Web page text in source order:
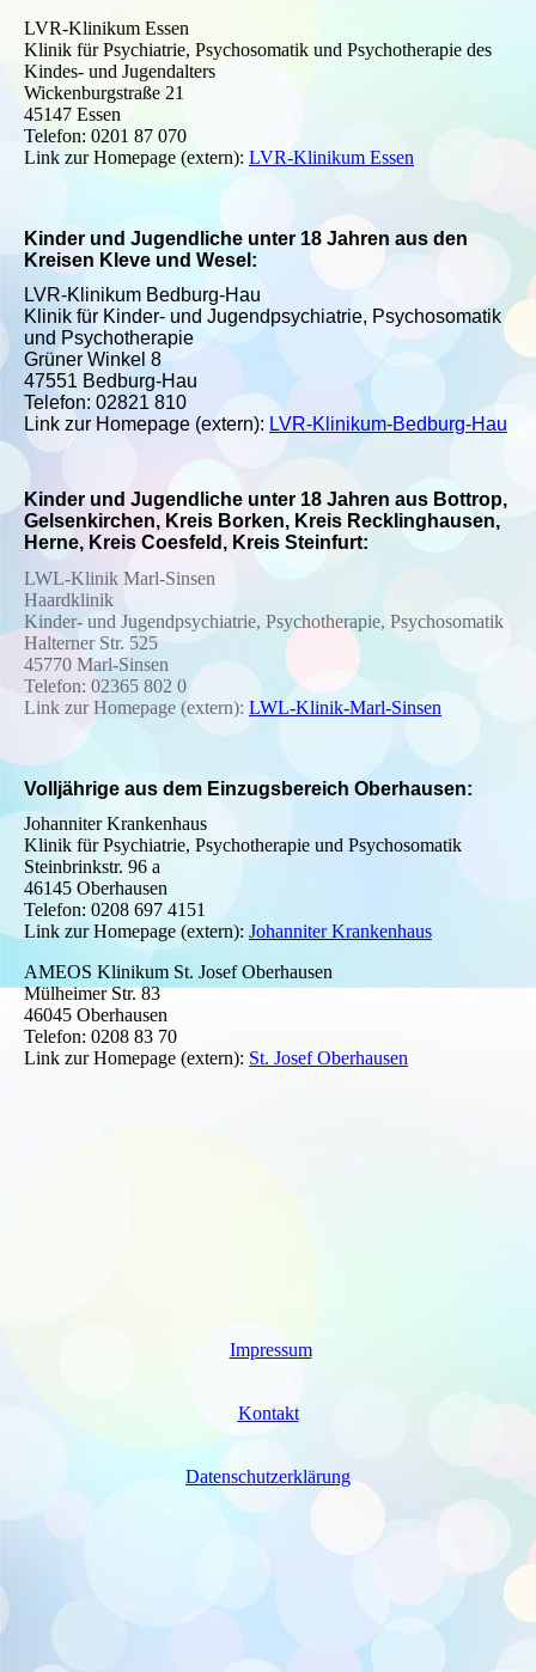
LVR-Klinikum Essen
Klinik für Psychiatrie, Psychosomatik und Psychotherapie des
Kindes- und Jugendalters
Wickenburgstraße 21
45147 Essen
Telefon: 0201 87 070
Link zur Homepage (extern): LVR-Klinikum Essen
Kinder und Jugendliche unter 18 Jahren aus den
Kreisen Kleve und Wesel:
LVR-Klinikum Bedburg-Hau
Klinik für Kinder- und Jugendpsychiatrie, Psychosomatik
und Psychotherapie
Grüner Winkel 8
47551 Bedburg-Hau
Telefon: 02821 810
Link zur Homepage (extern): LVR-Klinikum-Bedburg-Hau
Kinder und Jugendliche unter 18 Jahren aus Bottrop,
Gelsenkirchen, Kreis Borken, Kreis Recklinghausen,
Herne, Kreis Coesfeld, Kreis Steinfurt:
LWL-Klinik Marl-Sinsen
Haardklinik
Kinder- und Jugendpsychiatrie, Psychotherapie, Psychosomatik
Halterner Str. 525
45770 Marl-Sinsen
Telefon: 02365 802 0
Link zur Homepage (extern): LWL-Klinik-Marl-Sinsen
Volljährige aus dem Einzugsbereich Oberhausen:
Johanniter Krankenhaus
Klinik für Psychiatrie, Psychotherapie und Psychosomatik
Steinbrinkstr. 96 a
46145 Oberhausen
Telefon: 0208 697 4151
Link zur Homepage (extern): Johanniter Krankenhaus
AMEOS Klinikum St. Josef Oberhausen
Mülheimer Str. 83
46045 Oberhausen
Telefon: 0208 83 70
Link zur Homepage (extern): St. Josef Oberhausen
Impressum
Kontakt
Datenschutzerklärung